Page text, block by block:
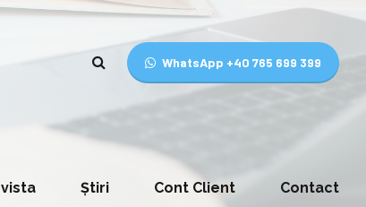
WhatsApp +40 765 699 399
Știri Cont Client Contact